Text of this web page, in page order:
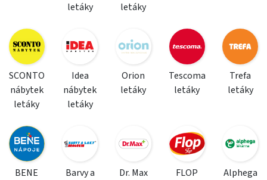
letáky
letáky
SCONTO
nábytek
letáky
Idea
nábytek
letáky
Orion
letáky
Tescoma
letáky
Trefa
letáky
BENE
Barvy a
Dr. Max
FLOP
Alphega